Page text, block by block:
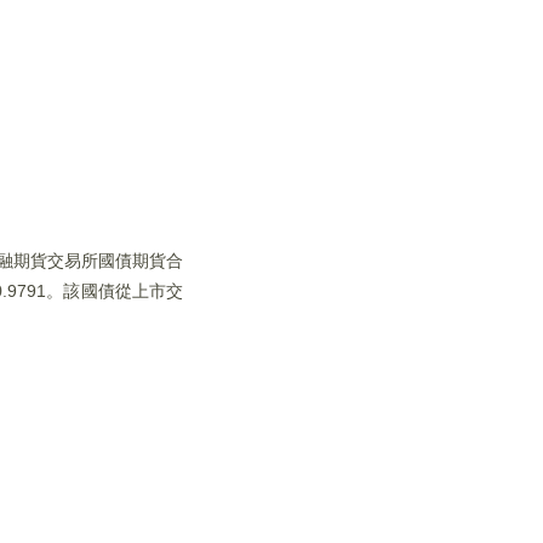
期貨交易所國債期貨合
。該國債從上市交